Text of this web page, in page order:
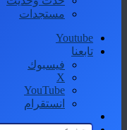
مستجدات
Youtube
تابعنا
فيسبوك
‫X
‫YouTube
انستقرام